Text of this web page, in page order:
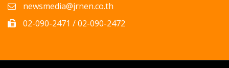
newsmedia@jrnen.co.th
02-090-2471 / 02-090-2472